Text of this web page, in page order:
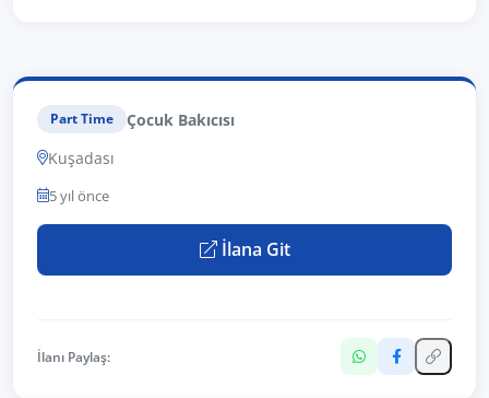
Part Time
Çocuk Bakıcısı
Kuşadası
5 yıl önce
İlana Git
İlanı Paylaş: